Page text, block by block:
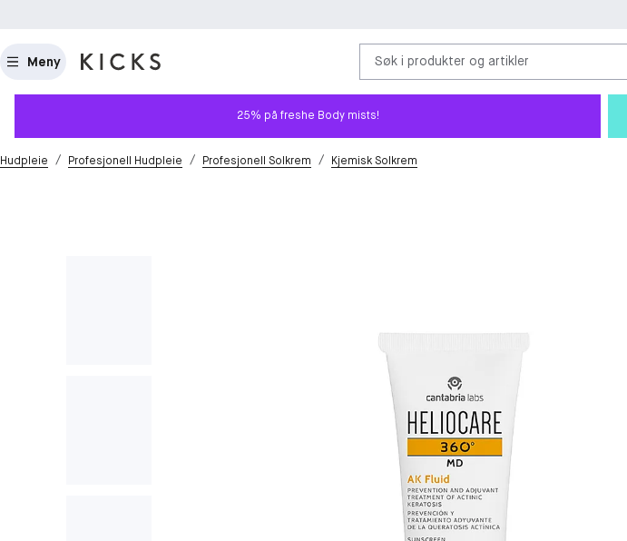
Meny Søk i produkter og artikler
25% på freshe Body mists!
Hudpleie / Profesjonell Hudpleie / Profesjonell Solkrem / Kjemisk Solkrem